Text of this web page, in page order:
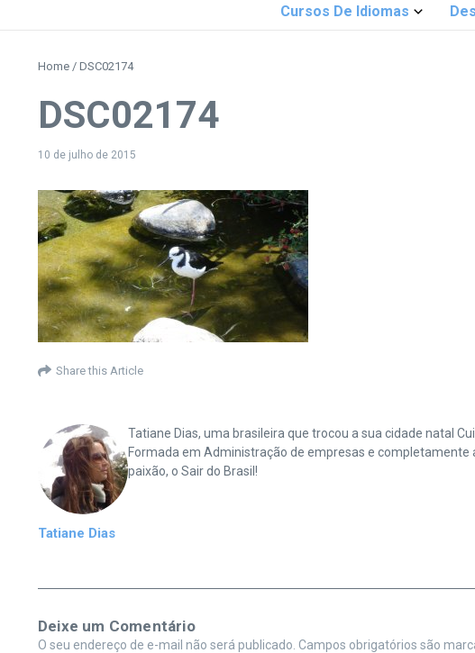
Cursos De Idiomas
Home / DSC02174
DSC02174
10 de julho de 2015
Share this Article
Tatiane Dias
Tatiane Dias, uma brasileira que trocou a sua cidade natal
Formada em Administração de empresas e completamente
paixão, o Sair do Brasil!
Deixe um Comentário
O seu endereço de e-mail não será publicado. Campos obrigatórios são